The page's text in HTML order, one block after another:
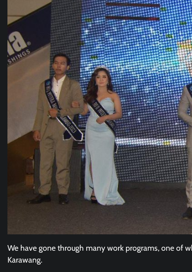
We have gone through many work programs, one of
Karawang.